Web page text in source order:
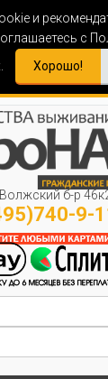
и
с
Хорошо!
б-р
9-